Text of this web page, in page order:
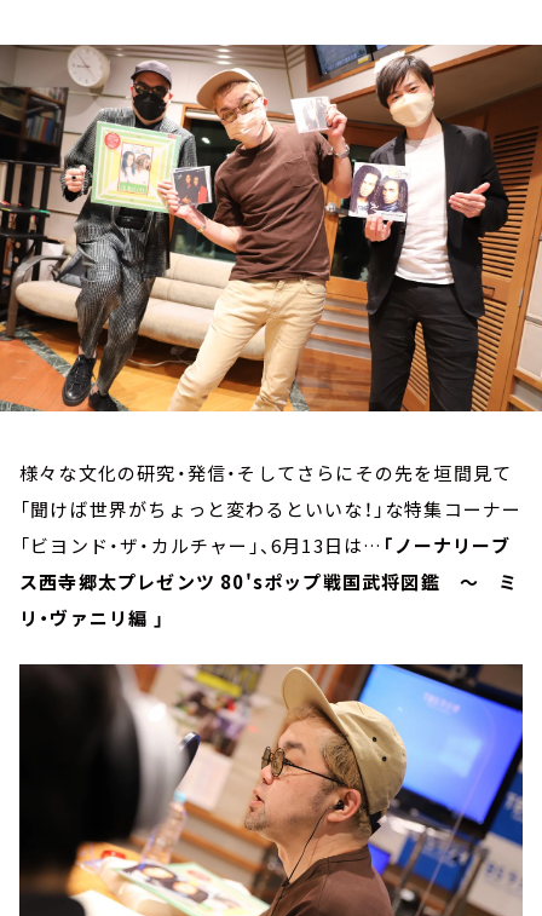
お知らせ
イベント・グッズ
YouTube
会社情報
様々な文化の研究・発信・そしてさらにその先を垣間見て
「聞けば世界がちょっと変わるといいな！」な特集コーナー
「ビヨンド・ザ・カルチャー」、6月13日は… 「ノーナリーブ
ス西寺郷太プレゼンツ 80'sポップ戦国武将図鑑 ～ ミ
リ・ヴァニリ編 」